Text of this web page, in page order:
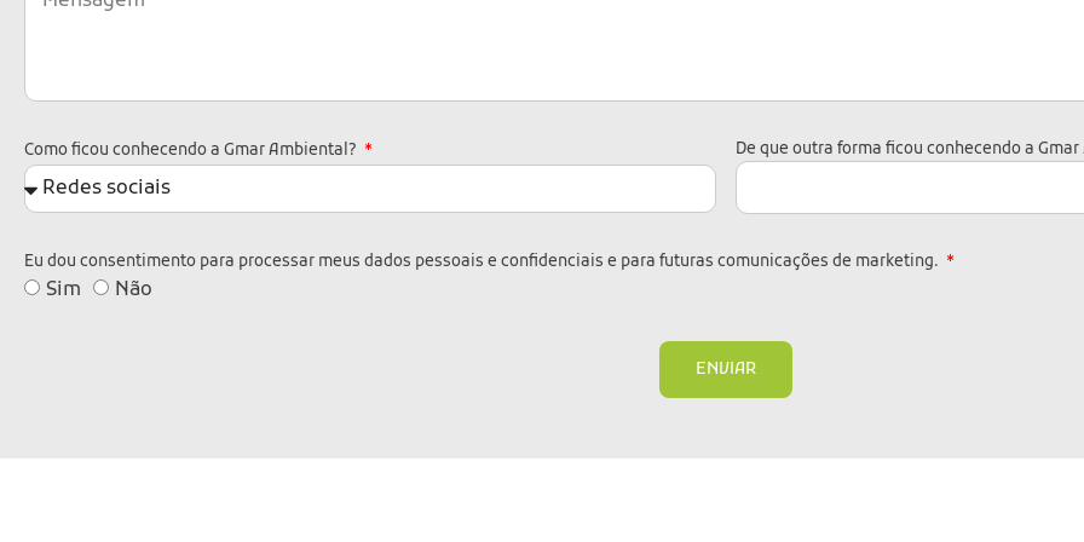
Como ficou conhecendo a Gmar Ambiental? De que outra forma ficou conhecendo a
Eu dou consentimento para processar meus dados pessoais e confidenciais e para futuras comunicações de marketing.
Sim Não
ENVIAR